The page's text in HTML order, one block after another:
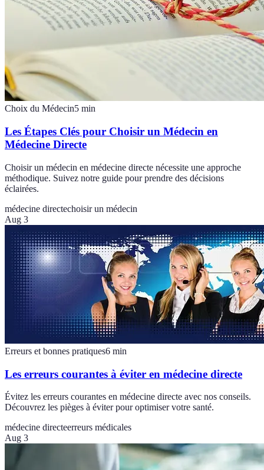
Choix du Médecin5 min
Les Étapes Clés pour Choisir un Médecin en
Médecine Directe
Choisir un médecin en médecine directe nécessite une approche
méthodique. Suivez notre guide pour prendre des décisions
éclairées.
médecine directechoisir un médecin
Aug 3
Erreurs et bonnes pratiques6 min
Les erreurs courantes à éviter en médecine directe
Évitez les erreurs courantes en médecine directe avec nos conseils.
Découvrez les pièges à éviter pour optimiser votre santé.
médecine directeerreurs médicales
Aug 3